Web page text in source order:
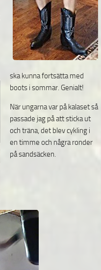
ska kunnafortsätta med
boots i sommar. Genialt!
När ungarna var på kalaset så
passade jag på att sticka ut
och träna, det blev cykling i
en timme och några ronder
på sandsäcken.